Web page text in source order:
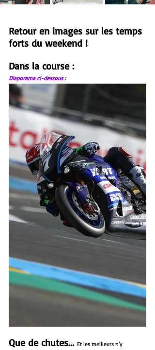
Retour en images sur les temps
forts du weekend !
Dans la course :
Diaporama ci-dessous :
Que de chutes... Et les meilleurs n'y